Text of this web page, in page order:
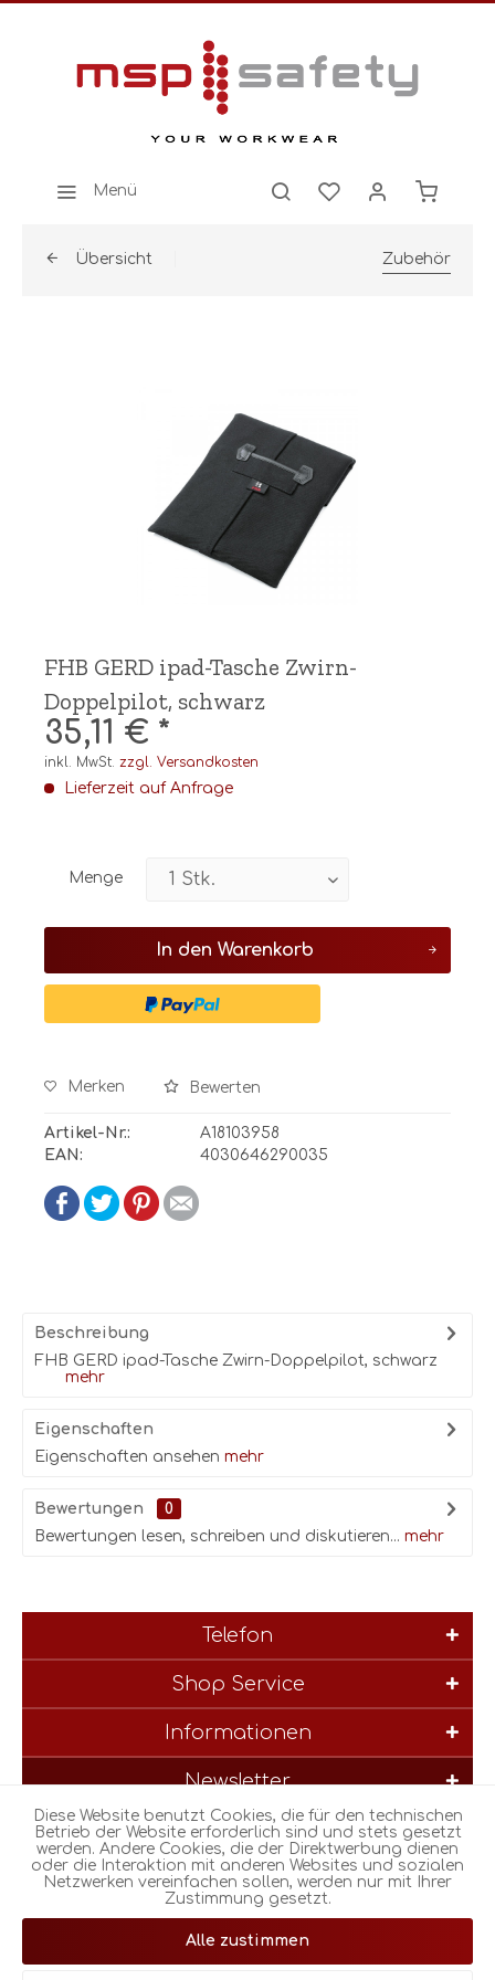
Menü
Übersicht Zubehör
FHB GERD ipad-Tasche Zwirn-
Doppelpilot, schwarz
35,11 € *
inkl. MwSt. zzgl. Versandkosten
Lieferzeit auf Anfrage
Menge
In den Warenkorb
Merken Bewerten
Artikel-Nr.:
A18103958
EAN:
4030646290035
Beschreibung
FHB GERD ipad-Tasche Zwirn-Doppelpilot, schwarz
mehr
Eigenschaften
Eigenschaften ansehen mehr
Bewertungen
0
Bewertungen lesen, schreiben und diskutieren... mehr
Telefon
Shop Service
Informationen
Newsletter
* Alle Preise inkl. gesetzl. Mehrwertsteuer zzgl.Versandkostenund
ggf. Nachnahmegebühren, wenn nicht anders beschrieben
Diese Website benutzt Cookies, die für den technischen
Betrieb der Website erforderlich sind und stets gesetzt
werden. Andere Cookies, die der Direktwerbung dienen
oder die Interaktion mit anderen Websites und sozialen
Netzwerken vereinfachen sollen, werden nur mit Ihrer
Zustimmung gesetzt.